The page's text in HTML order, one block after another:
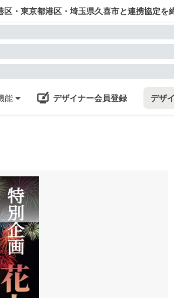
・東京都港区・埼玉県久喜市と連携協定を
能 デザイナー会員登録 デザ